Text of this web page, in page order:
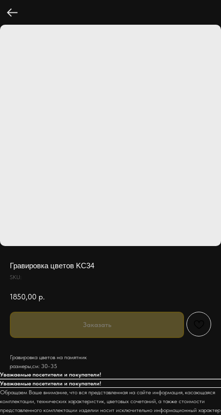
Гравировка цветов KC34
SKU:
1850,00 р.
Заказать
Гравировка цветов на памятник
размеры,см: 30-35
Уважаемые посетители и покупатели!
Уважаемые посетители и покупатели!
Обращаем Ваше внимание, что вся представленная на сайте информация, касающаяся
комплектации, технических характеристик, цветовых сочетаний, а также стоимости
представленного комплектации изделии носит исключительно информационный характер